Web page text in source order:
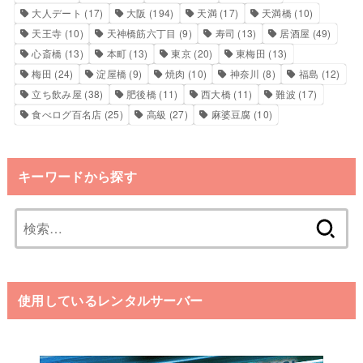
大人デート (17) 大阪 (194) 天満(17) 天満橋(10)
天王寺 (10) 天神橋筋六丁目 (9) 寿司 (13) 居酒屋 (49)
心斎橋 (13) 本町 (13) 東京(20) 東梅田 (13)
梅田 (24) 淀屋橋 (9) 焼肉 (10) 神奈川 (8) 福島 (12)
立ち飲み屋 (38) 肥後橋 (11) 西大橋 (11) 難波 (17)
食べログ百名店 (25) 高級 (27) 麻婆豆腐 (10)
キーワードから探す
索:
使用しているレンタルサーバー